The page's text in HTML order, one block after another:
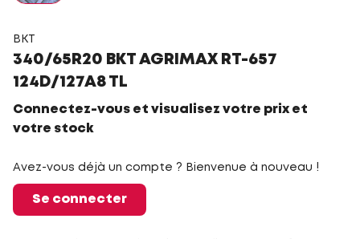
BKT
340/65R20 BKT AGRIMAX RT-657
124D/127A8 TL
Connectez-vous et visualisez votre prix et
votre stock
Avez-vous déjà un compte ? Bienvenue à nouveau !
Se connecter